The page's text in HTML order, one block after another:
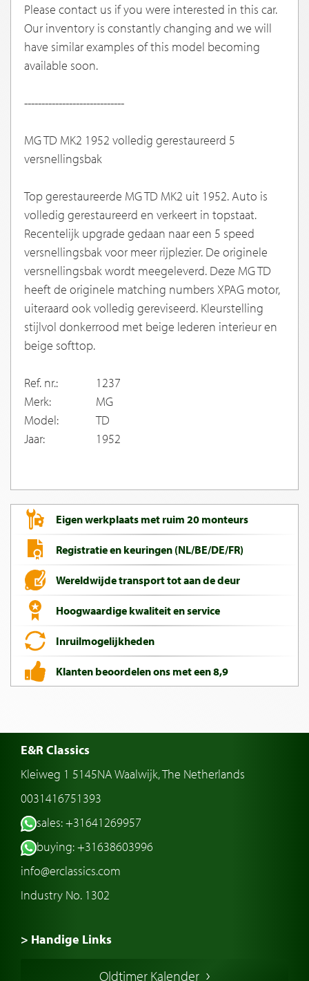
Please contact us if you were interested in this car.
Our inventory is constantly changing and we will
have similar examples of this model becoming
available soon.
-----------------------------
MG TD MK2 1952 volledig gerestaureerd 5
versnellingsbak
Top gerestaureerde MG TD MK2 uit 1952. Auto is
volledig gerestaureerd en verkeert in topstaat.
Recentelijk upgrade gedaan naar een 5 speed
versnellingsbak voor meer rijplezier. De originele
versnellingsbak wordt meegeleverd. Deze MG TD
heeft de originele matching numbers XPAG motor,
uiteraard ook volledig gereviseerd. Kleurstelling
stijlvol donkerrood met beige lederen interieur en
beige softtop.
Ref. nr.:
1237
Merk:
MG
Model:
TD
Jaar:
1952
Eigen werkplaats met ruim 20 monteurs
Registratie en keuringen (NL/BE/DE/FR)
Wereldwijde transport tot aan de deur
Hoogwaardige kwaliteit en service
Inruilmogelijkheden
Klanten beoordelen ons met een 8,9
E&R Classics
Kleiweg 1 5145NA Waalwijk, The Netherlands
0031416751393
sales: +31641269957
buying: +31638603996
info@erclassics.com
Industry No. 1302
> Handige Links
Oldtimer Kalender